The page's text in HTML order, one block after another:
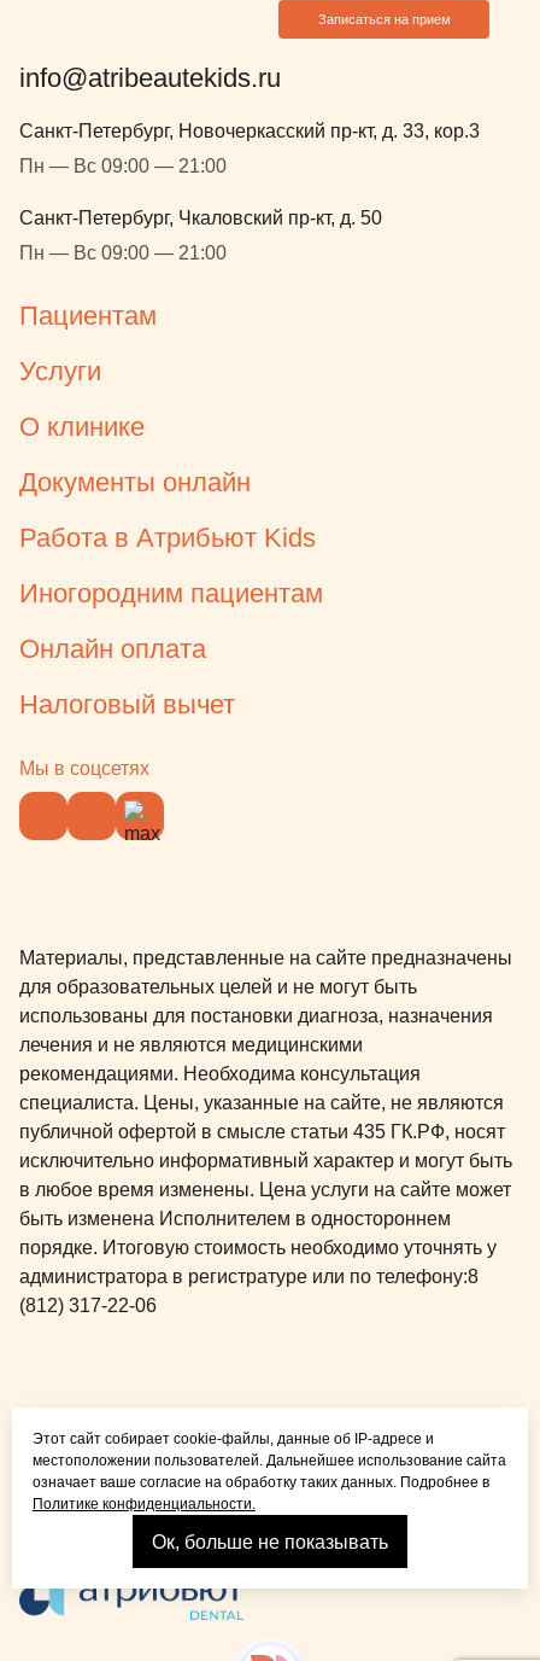
Записаться на прием
info@atribeautekids.ru
Санкт-Петербург, Новочеркасский пр-кт, д. 33, кор.3
Пн — Вс 09:00 — 21:00
Санкт-Петербург, Чкаловский пр-кт, д. 50
Пн — Вс 09:00 — 21:00
Пациентам
Услуги
О клинике
Документы онлайн
Работа в Атрибьют Kids
Иногородним пациентам
Онлайн оплата
Налоговый вычет
Мы в соцсетях
Материалы, представленные на сайте предназначены
для образовательных целей и не могут быть
использованы для постановки диагноза, назначения
лечения и не являются медицинскими
рекомендациями. Необходима консультация
специалиста. Цены, указанные на сайте, не являются
публичной офертой в смысле статьи 435 ГК.РФ, носят
исключительно информативный характер и могут быть
в любое время изменены. Цена услуги на сайте может
быть изменена Исполнителем в одностороннем
порядке. Итоговую стоимость необходимо уточнять у
администратора в регистратуре или по телефону:8
(812) 317-22-06
детей и взрослых
Взрослая стоматология
Этот сайт собирает cookie-файлы, данные об IP-адресе и
местоположении пользователей. Дальнейшее использование сайта
означает ваше согласие на обработку таких данных. Подробнее в
Политике конфиденциальности.
Ок, больше не показывать